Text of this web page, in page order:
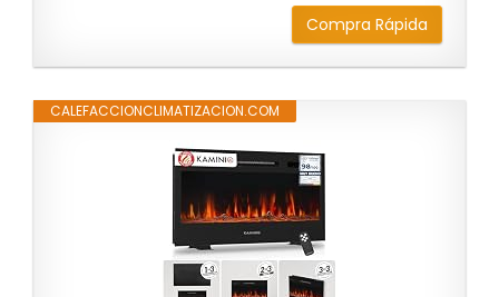
Compra Rápida
CALEFACCIONCLIMATIZACION.COM